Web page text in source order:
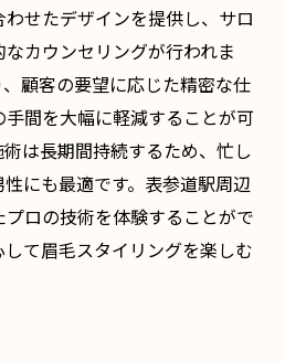
せたデザインを提供し、サロ
カウンセリングが行われま
顧客の要望に応じた精密な仕
間を大幅に軽減することが可
は長期間持続するため、忙し
にも最適です。表参道駅周辺
ロの技術を体験することがで
て眉毛スタイリングを楽しむ